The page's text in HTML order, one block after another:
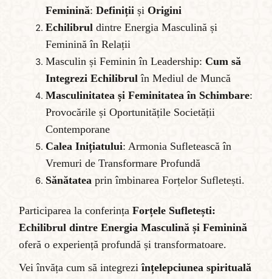
Feminină: Definiții și Origini
Echilibrul dintre Energia Masculină și
Feminină în Relații
Masculin și Feminin în Leadership: Cum să
Integrezi Echilibrul în Mediul de Muncă
Masculinitatea și Feminitatea în Schimbare:
Provocările și Oportunitățile Societății
Contemporane
Calea Inițiatului: Armonia Sufletească în
Vremuri de Transformare Profundă
Sănătatea prin îmbinarea Forțelor Sufletești.
Participarea la conferința Forțele Sufletești:
Echilibrul dintre Energia Masculină și Feminină
oferă o experiență profundă și transformatoare.
Vei învăța cum să integreziînțelepciunea spirituală